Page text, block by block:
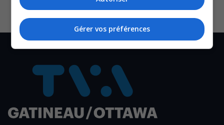
Gérer vos préférences